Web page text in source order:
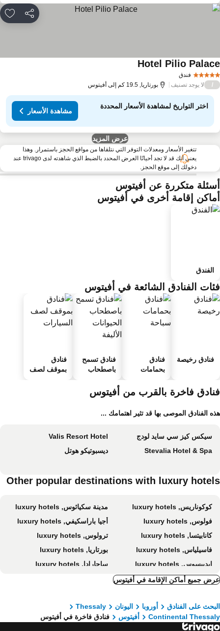
مشاركة
فندق
Hotel Pilioمشاهدة الأسعار
لا يوجد تصنيف بورتاريا, 19.5 كم إلى أفيتوس
اختر التواريخ لمشاهدة الأسعار المحددة
مشاهدة الأسعار
عرض المزيد
تتغير الأسعار ومعدلات التوفر التي نتلقاها من مواقع الحجز باستمرار. وهذا
يعني أنك قد لا تجد أحيانًا العرض المحدد بالضبط الذي شاهدته لدى trivago عند
دخولك إلى موقع الحجز.
متكررة عن أفيتوس
إقامة أخرى في أفيتوس
الفندق
الفنادق الشائعة في أفيتوس
فنادق رخيصة
فنادق
بحمامات
سباحة
فنادق تسمح
باصطحاب
الحيوانات
الأليفة
فنادق
بموقف لصف
السيارات
فاخرة بالقرب من أفيتوس
الفنادق الموصى بها قد تثير اهتمامك ...
سيكس كيز سي سايد لودج
Valis Resort Hotel
Stevalia Hotel & Spa
ديسبوتيكو هوتل
Other popular destinations with luxury
كوكوناريس, luxury hotels
مدينة سكياثوس, luxury hotels
فولوس, luxury hotels
أجيا باراسكيفي, luxury hotels
كانابيتسا, luxury hotels
ترولوس, luxury hotels
فاسيلياس, luxury hotels
بورتاريا, luxury hotels
إيديبسوس, luxury hotels
ساجارادا, luxury hotels
Kolios, luxury hotels
Platanias, luxury hotels
زاجوري, luxury hotels
Vizitsa, luxury hotels
Pinakates, luxury hotels
جميع أماكن الإقامة في أفيتوس
على الفنادق أوروبا اليونان
Thessaly
Continental
أفيتوس فنادق فاخرة في أفيتوس